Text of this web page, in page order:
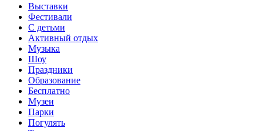
Выставки
Фестивали
С детьми
Активный отдых
Музыка
Шоу
Праздники
Образование
Бесплатно
Музеи
Парки
Погулять